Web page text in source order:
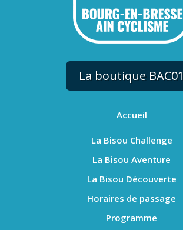
La boutique BAC01
Accueil
La Bisou Challenge
La Bisou Aventure
La Bisou Découverte
Horaires de passage
Programme